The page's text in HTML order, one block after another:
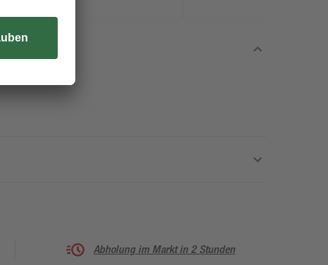
Abholung im Markt in 2 Stunden